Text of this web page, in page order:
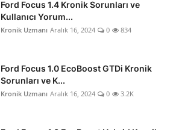
Ford Focus 1.4 Kronik Sorunları ve
Kullanıcı Yorum...
Kronik Uzmanı Aralık 16, 2024 0 834
Ford Focus 1.0 EcoBoost GTDi Kronik
Sorunları ve K...
Kronik Uzmanı Aralık 16, 2024 0 3.2K